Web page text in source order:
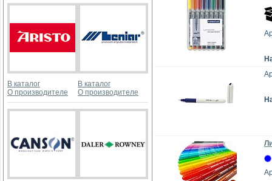
В каталог
О производителе
В каталог
О производителе